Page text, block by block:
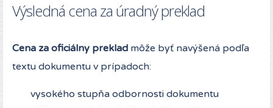
Výsledná cena za úradný preklad
Cena za oficiálny preklad môže byť navýšená podľa
textu dokumentu v prípadoch:
vysokého stupňa odbornosti dokumentu